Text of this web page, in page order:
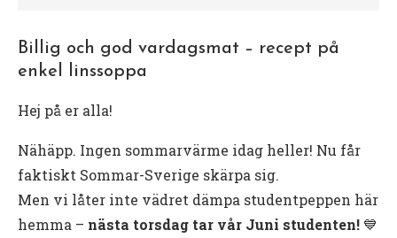
Billig och god vardagsmat – recept på
enkel linssoppa
Hej på er alla!
Nähäpp. Ingen sommarvärme idag heller! Nu får
faktiskt Sommar-Sverige skärpa sig.
Men vi låter inte vädret dämpa studentpeppen här
hemma – nästa torsdag tar vår Juni studenten! 💙